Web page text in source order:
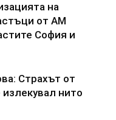
на
от АМ
София и
Страхът от
нито